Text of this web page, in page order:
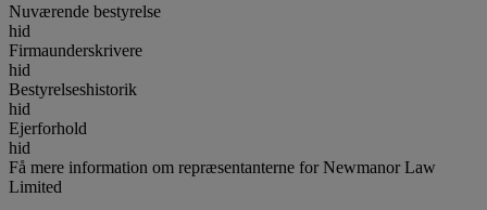
Nuværende bestyrelse
hid
Firmaunderskrivere
hid
Bestyrelseshistorik
hid
Ejerforhold
hid
Få mere information om repræsentanterne for Newmanor Law
Limited